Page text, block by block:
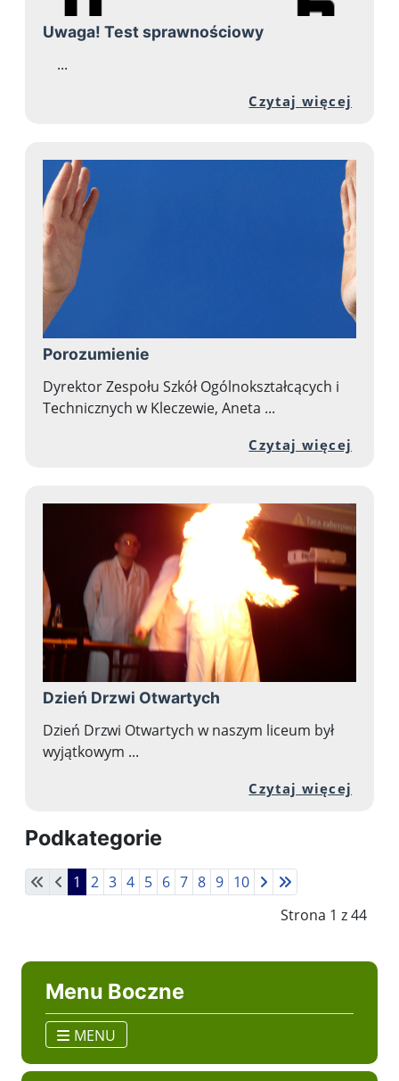
Menu Boczne
MENU
Uwaga! Test sprawnościowy
...
Czytaj więcej
Porozumienie
Dyrektor Zespołu Szkół Ogólnokształcących i
Technicznych w Kleczewie, Aneta ...
Czytaj więcej
Dzień Drzwi Otwartych
Dzień Drzwi Otwartych w naszym liceum był
wyjątkowym ...
Czytaj więcej
Podkategorie
Strona 1 z 44
1 2 3 4 5 6 7 8 9 10